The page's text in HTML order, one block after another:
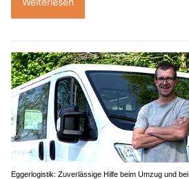
Eggerlogistik: Zuverlässige Hilfe beim Umzug und